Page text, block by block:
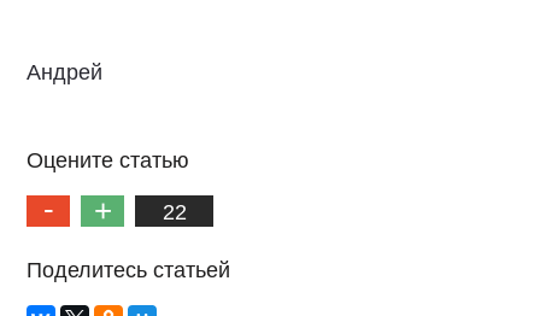
Андрей
Оцените статью
22
Поделитесь статьей